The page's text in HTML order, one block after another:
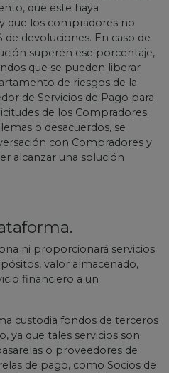
que éste haya
que los compradores no
de devoluciones. En caso de
superen ese porcentaje,
que se pueden liberar
de riesgos de la
de Servicios de Pago para
de los Compradores.
o desacuerdos, se
con Compradores y
alcanzar una solución
ni proporcionará servicios
valor almacenado,
financiero a un
custodia fondos de terceros
ya que tales servicios son
o proveedores de
de pago, como Socios de